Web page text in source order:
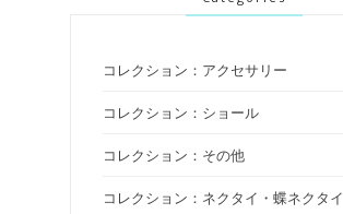
コレクション：アクセサリー
コレクション：ショール
コレクション：その他
コレクション：ネクタイ・蝶ネクタイ